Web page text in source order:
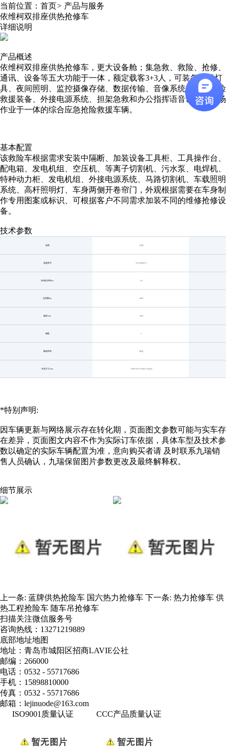
当前位置： 首页> 产品与服务
依维柯双排座供热抢修车
详细说明
产品概述
依维柯双排座供热抢修车，更大设备舱；集急救、救险、抢修、
通讯、设备等五大功能于一体，额定载客3+3人，可装备警示灯
具、夜间照明、监控摄像存储、数据传输、音像系统、应急抢险
救援装备、外接电源系统、担架急救和办公指挥语音调度等现场
作业于一体的综合应急抢险救援车辆。
基本配置
该救险车根据需求安装中隔断、加装设备工具柜、工具操作台、
配电箱、发电机组、空压机、等离子切割机、污水泵、电焊机、
特种动力柜、发电机组、外接电源系统、马路切割机、车载照明
系统、高杆照明灯、车身两侧开卷帘门，外观根据需要在车身制
作专用图案或标识、可根据客户不同需求加装不同的维修抢修设
备。
技术参数
品牌 九瑞
底盘型号 NJ1046EFCS
发动机功率/kw 125
总质量/kg 4490
轴距/mm 3300
轴数 2
燃油种类 柴油
外形尺寸/mm 5990*2015*2600,2700mm
*特别声明:
因车辆更新与网络展示存在转化期，页面图文参数可能与实车存
在差异，页面图文内容不作为实际订车依据，具体车型及技术参
数以确定的实际车辆配置为准，意向购买者请 及时联系九瑞销
售人员确认，九瑞保留图片参数更改及最终解释权。
细节展示
上一条: 蓝牌供热抢险车 国六热力抢修车 下一条: 热力抢修车 供
热工程抢险车 随车吊抢修车
扫描关注微信服务号
咨询热线： 13271219889
底部地址地图
地址：青岛市城阳区招商LAVIE公社
邮编：266000
电话：0532 - 55717686
手机：15898810000
传真：0532 - 55717686
邮箱：lejinuode@163.com
ISO9001质量认证
CCC产品质量认证